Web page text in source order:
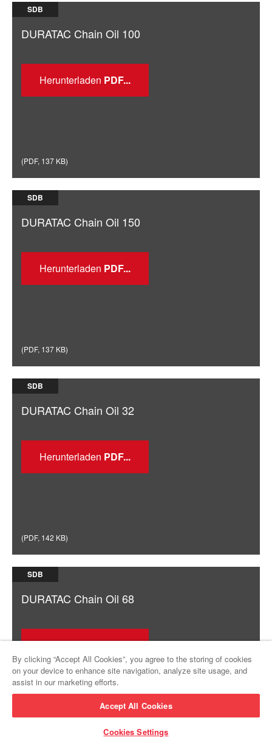
SDB
DURATAC Chain Oil 100
Herunterladen
(PDF, 137 KB)
SDB
DURATAC Chain Oil 150
Herunterladen
(PDF, 137 KB)
SDB
DURATAC Chain Oil 32
Herunterladen
(PDF, 142 KB)
SDB
DURATAC Chain Oil 68
Herunterladen
By clicking “Accept All Cookies”, you agree to the storing of cookies
on your device to enhance site navigation, analyze site usage, and
assist in our marketing efforts.
Accept All Cookies
Cookies Settings